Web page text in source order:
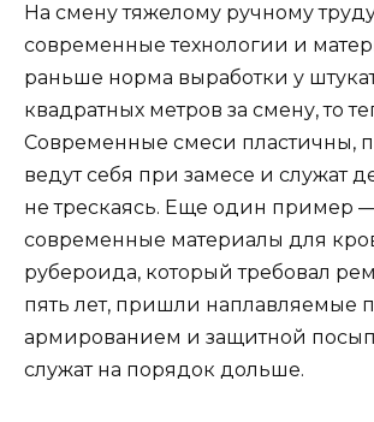
На смену тяжелому ручному
современные технологии и
раньше норма выработки у
квадратных метров за смену, то
Современные смеси пластичны,
ведут себя при замесе и служат
не трескаясь. Еще один пример
современные материалы для
рубероида, который требовал
пять лет, пришли наплавляемые
армированием и защитной
служат на порядок дольше.